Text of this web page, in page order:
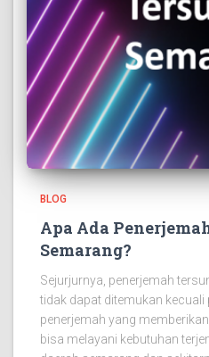
BLOG
Apa Ada
Semarang?
Sejurjurnya, penerjemah
tidak dapat ditemukan
penerjemah yang
bisa melayani kebutuhan